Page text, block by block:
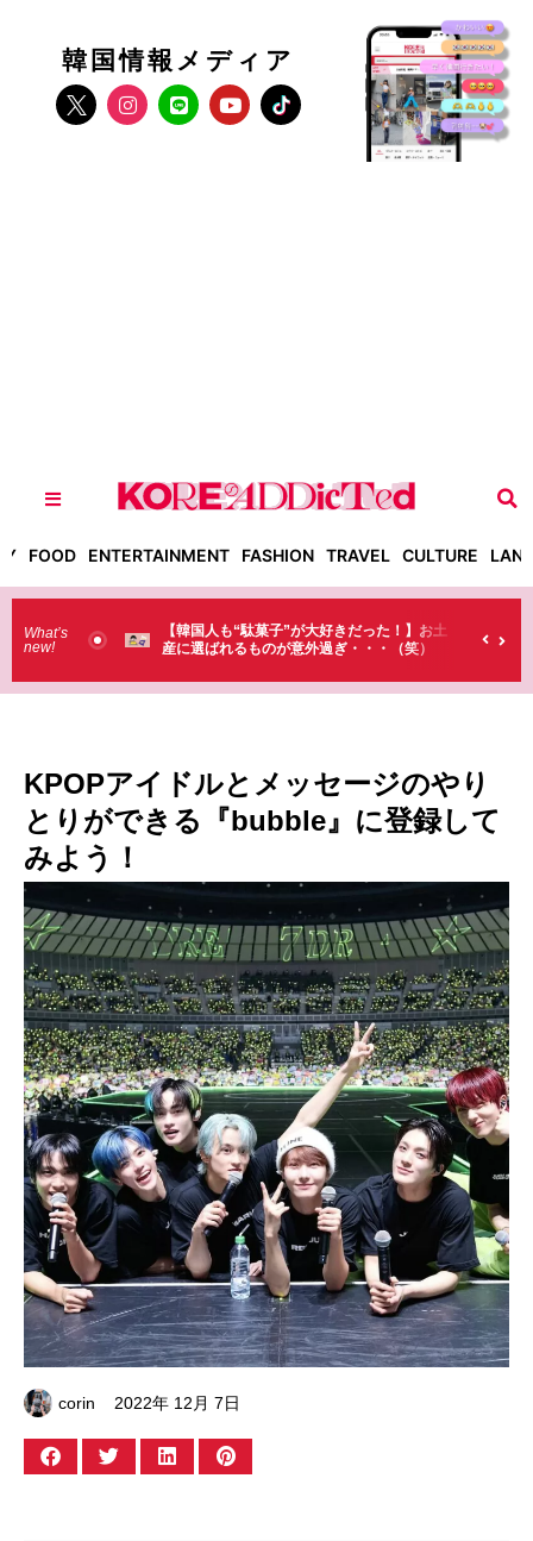
韓国情報メディア
FOOD ENTERTAINMENT FASHION TRAVEL CULTURE
What’s
new!
た！】お土
・（笑）
【そんなものまで買っていくの？】日本のド
ラストで韓国人が買うものがちょっと…
KPOPアイドルとメッセージのやり
とりができる『bubble』に登録して
みよう！
corin 2022年 12月 7日